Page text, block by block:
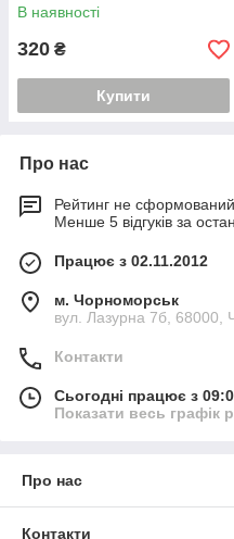
В наявності
320 ₴
Купити
Про нас
Рейтинг не сформований
Менше 5 відгуків за
Працює з 02.11.2012
м. Чорноморськ
вул. Лазурна 7б, 68000,
Контакти
Сьогодні працює з
Показати весь графік
Про нас
Контакти